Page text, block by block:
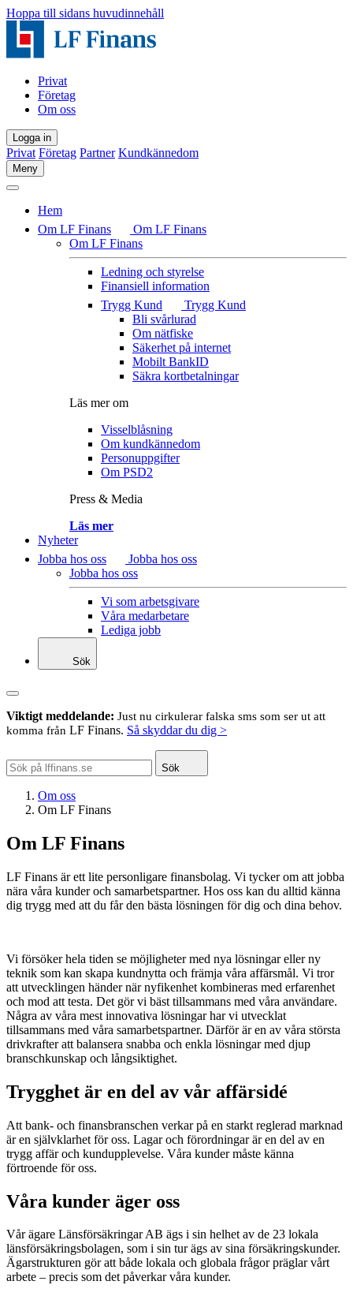
Hoppa till sidans huvudinnehåll
Privat
Företag
Om oss
Logga in
Privat Företag Partner Kundkännedom
Meny
Hem
Om LF Finans
Om LF Finans
Om LF Finans
Ledning och styrelse
Finansiell information
Trygg Kund
Trygg Kund
Bli svårlurad
Om nätfiske
Säkerhet på internet
Mobilt BankID
Säkra kortbetalningar
Läs mer om
Visselblåsning
Om kundkännedom
Personuppgifter
Om PSD2
Press & Media
Läs mer
Nyheter
Jobba hos oss
Jobba hos oss
Jobba hos oss
Vi som arbetsgivare
Våra medarbetare
Lediga jobb
Sök
Viktigt meddelande: Just nu cirkulerar falska sms som ser ut att
komma från LF Finans. Så skyddar du dig >
Sök
Om oss
Om LF Finans
Om LF Finans
LF Finans är ett lite personligare finansbolag. Vi tycker om att jobba
nära våra kunder och samarbetspartner. Hos oss kan du alltid känna
dig trygg med att du får den bästa lösningen för dig och dina behov.
Vi försöker hela tiden se möjligheter med nya lösningar eller ny
teknik som kan skapa kundnytta och främja våra affärsmål. Vi tror
att utvecklingen händer när nyfikenhet kombineras med erfarenhet
och mod att testa. Det gör vi bäst tillsammans med våra användare.
Några av våra mest innovativa lösningar har vi utvecklat
tillsammans med våra samarbetspartner. Därför är en av våra största
drivkrafter att balansera snabba och enkla lösningar med djup
branschkunskap och långsiktighet.
Trygghet är en del av vår affärsidé
Att bank- och finansbranschen verkar på en starkt reglerad marknad
är en självklarhet för oss. Lagar och förordningar är en del av en
trygg affär och kundupplevelse. Våra kunder måste känna
förtroende för oss.
Våra kunder äger oss
Vår ägare Länsförsäkringar AB ägs i sin helhet av de 23 lokala
länsförsäkringsbolagen, som i sin tur ägs av sina försäkringskunder.
Ägarstrukturen gör att både lokala och globala frågor präglar vårt
arbete – precis som det påverkar våra kunder.